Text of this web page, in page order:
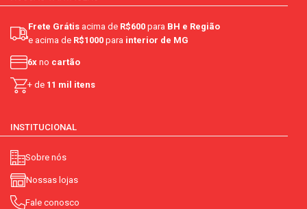
Frete Grátis acima de R$600 para BH e Região
e acima de R$1000 para interior de MG
6x no cartão
+ de 11 mil itens
INSTITUCIONAL
Sobre nós
Nossas lojas
Fale conosco